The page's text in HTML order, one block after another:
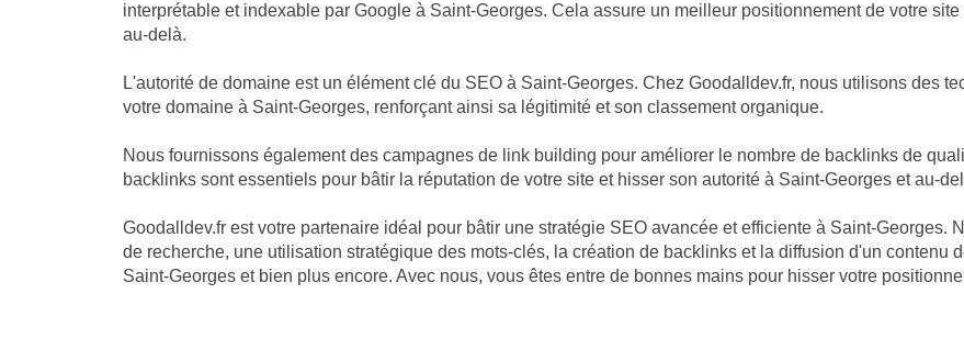
interprétable et indexable par Google à Saint-Georges. Cela assure un meilleur positionnement de votre
au-delà.
L'autorité de domaine est un élément clé du SEO à Saint-Georges. Chez Goodalldev.fr, nous utilisons des
votre domaine à Saint-Georges, renforçant ainsi sa légitimité et son classement organique.
Nous fournissons également des campagnes de link building pour améliorer le nombre de backlinks de
backlinks sont essentiels pour bâtir la réputation de votre site et hisser son autorité à Saint-Georges et au-
Goodalldev.fr est votre partenaire idéal pour bâtir une stratégie SEO avancée et efficiente à Saint-Georges.
de recherche, une utilisation stratégique des mots-clés, la création de backlinks et la diffusion d'un contenu
Saint-Georges et bien plus encore. Avec nous, vous êtes entre de bonnes mains pour hisser votre